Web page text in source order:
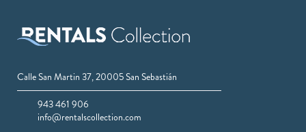
Calle San Martin 37, 20005 San Sebastián
943 461 906
info@rentalscollection.com